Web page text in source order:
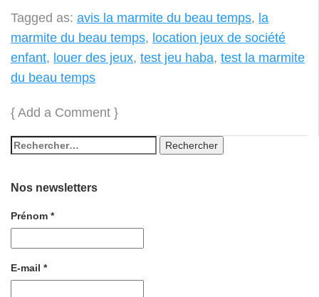
Tagged as: avis la marmite du beau temps, la
marmite du beau temps, location jeux de société
enfant, louer des jeux, test jeu haba, test la marmite
du beau temps
{ Add a Comment }
Nos newsletters
Prénom *
E-mail *